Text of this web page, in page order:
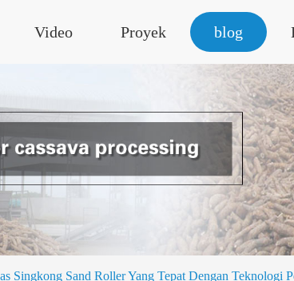
Video Proyek blog
Singkong Sand Roller Yang Tepat Dengan Teknologi